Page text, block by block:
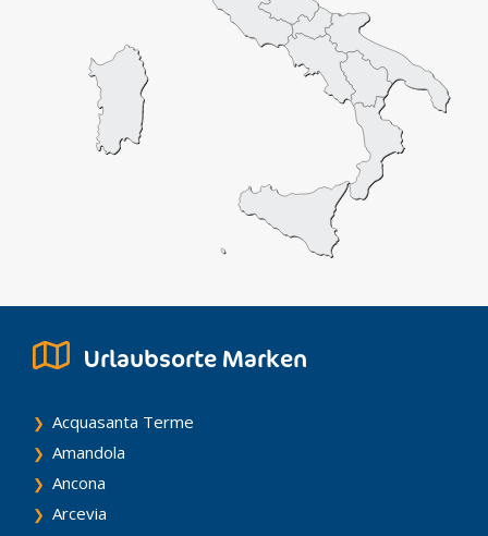
Urlaubsorte Marken
Acquasanta Terme
Amandola
Ancona
Arcevia